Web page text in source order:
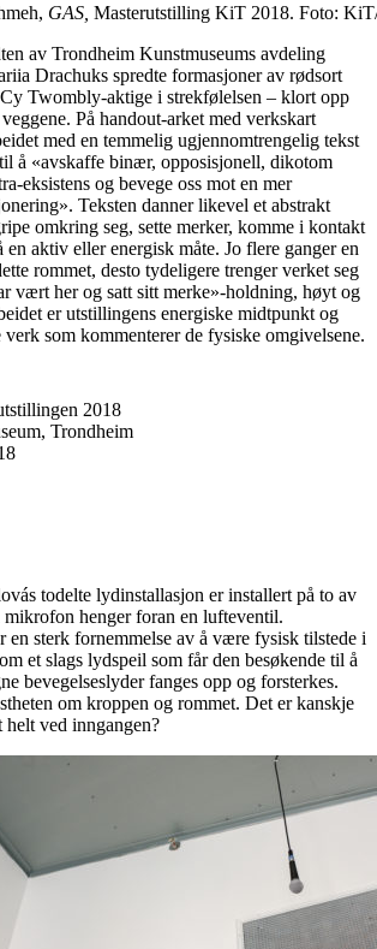
GAS, Masterutstilling KiT 2018. Foto:
av Trondheim Kunstmuseums avdeling
Drachuks spredte formasjoner av rødsort
Twombly-aktige i strekfølelsen – klort opp
På handout-arket med verkskart
med en temmelig ugjennomtrengelig tekst
å «avskaffe binær, opposisjonell, dikotom
eksistens og bevege oss mot en mer
Teksten danner likevel et abstrakt
omkring seg, sette merker, komme i kontakt
en aktiv eller energisk måte. Jo flere ganger en
rommet, desto tydeligere trenger verket seg
vært her og satt sitt merke»-holdning, høyt og
er utstillingens energiske midtpunkt og
som kommenterer de fysiske omgivelsene.
2018
Trondheim
todelte lydinstallasjon er installert på to av
henger foran en lufteventil.
en sterk fornemmelse av å være fysisk tilstede i
et slags lydspeil som får den besøkende til å
bevegelseslyder fanges opp og forsterkes.
om kroppen og rommet. Det er kanskje
helt ved inngangen?